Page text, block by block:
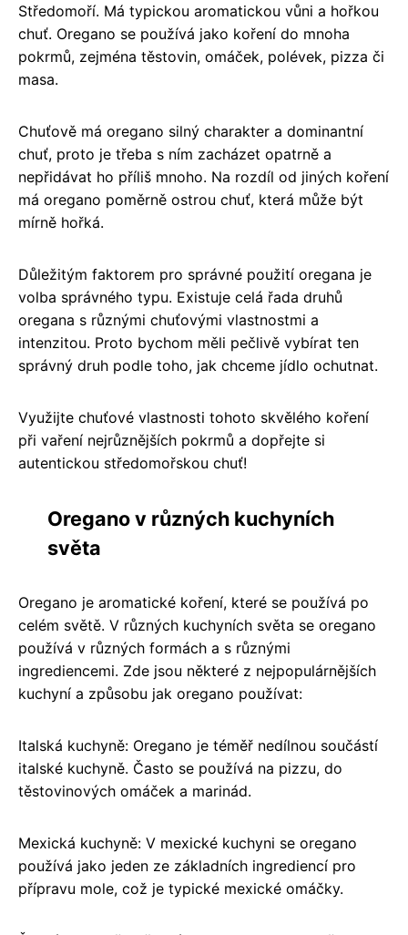
Středomoří. Má typickou aromatickou vůni a hořkou
chuť. Oregano se používá jako koření do mnoha
pokrmů, zejména těstovin, omáček, polévek, pizza či
masa.
Chuťově má oregano silný charakter a dominantní
chuť, proto je třeba s ním zacházet opatrně a
nepřidávat ho příliš mnoho. Na rozdíl od jiných koření
má oregano poměrně ostrou chuť, která může být
mírně hořká.
Důležitým faktorem pro správné použití oregana je
volba správného typu. Existuje celá řada druhů
oregana s různými chuťovými vlastnostmi a
intenzitou. Proto bychom měli pečlivě vybírat ten
správný druh podle toho, jak chceme jídlo ochutnat.
Využijte chuťové vlastnosti tohoto skvělého koření
při vaření nejrůznějších pokrmů a dopřejte si
autentickou středomořskou chuť!
Oregano v různých kuchyních
světa
Oregano je aromatické koření, které se používá po
celém světě. V různých kuchyních světa se oregano
používá v různých formách a s různými
ingrediencemi. Zde jsou některé z nejpopulárnějších
kuchyní a způsobu jak oregano používat:
Italská kuchyně: Oregano je téměř nedílnou součástí
italské kuchyně. Často se používá na pizzu, do
těstovinových omáček a marinád.
Mexická kuchyně: V mexické kuchyni se oregano
používá jako jeden ze základních ingrediencí pro
přípravu mole, což je typické mexické omáčky.